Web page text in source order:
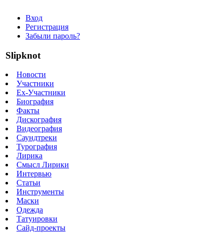
Вход
Регистрация
Забыли пароль?
Slipknot
Новости
Участники
Ex-Участники
Биография
Факты
Дискография
Видеография
Саундтреки
Турография
Лирика
Смысл Лирики
Интервью
Статьи
Инструменты
Маски
Одежда
Татуировки
Сайд-проекты